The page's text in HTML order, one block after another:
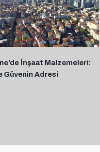
İnşaat Malzemeleri:
Güvenin Adresi